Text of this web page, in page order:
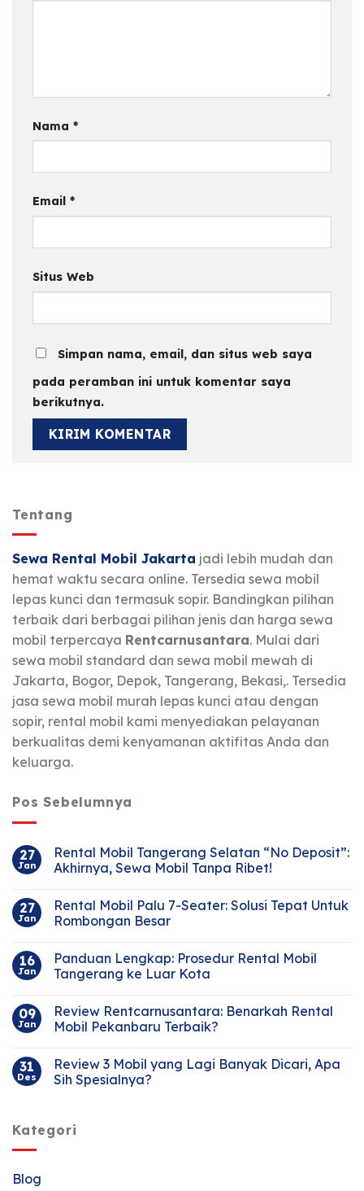
Nama *
Email *
Situs Web
Simpan nama, email, dan situs web saya
pada peramban ini untuk komentar saya
berikutnya.
Tentang
Sewa Rental Mobil Jakarta jadi lebih mudah dan
hemat waktu secara online. Tersedia sewa mobil
lepas kunci dan termasuk sopir. Bandingkan pilihan
terbaik dari berbagai pilihan jenis dan harga sewa
mobil terpercaya Rentcarnusantara. Mulai dari
sewa mobil standard dan sewa mobil mewah di
Jakarta, Bogor, Depok, Tangerang, Bekasi,. Tersedia
jasa sewa mobil murah lepas kunci atau dengan
sopir, rental mobil kami menyediakan pelayanan
berkualitas demi kenyamanan aktifitas Anda dan
keluarga.
Pos Sebelumnya
27
Jan
Rental Mobil Tangerang Selatan “No Deposit”:
Akhirnya, Sewa Mobil Tanpa Ribet!
27
Jan
Rental Mobil Palu 7-Seater: Solusi Tepat Untuk
Rombongan Besar
16
Jan
Panduan Lengkap: Prosedur Rental Mobil
Tangerang ke Luar Kota
09
Jan
Review Rentcarnusantara: Benarkah Rental
Mobil Pekanbaru Terbaik?
31
Des
Review 3 Mobil yang Lagi Banyak Dicari, Apa
Sih Spesialnya?
Kategori
Blog